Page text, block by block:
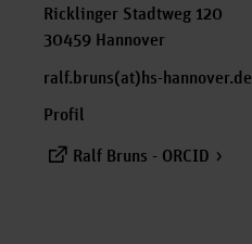
Ricklinger Stadtweg 120
30459 Hannover
ralf.bruns(at)hs-hannover.de
Profil
Ralf Bruns - ORCID